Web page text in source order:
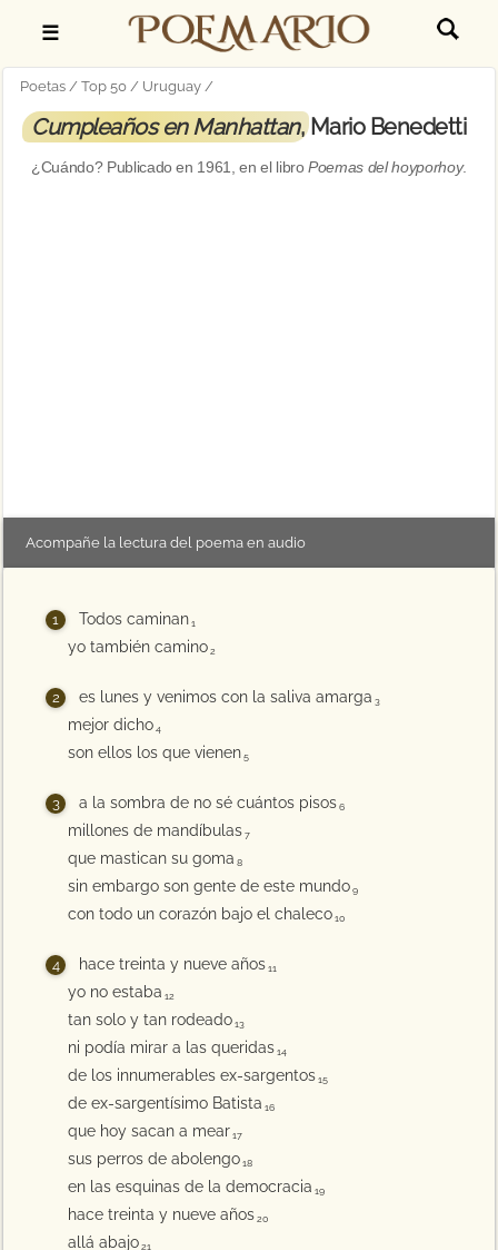
☰
Poetas Top 50 Uruguay
Cumpleaños en Manhattan, Mario Benedetti
¿Cuándo? Publicado en 1961 , en el libroPoemas del hoyporhoy.
Acompañe la lectura del poema en audio
Todos caminan 1
yo también camino 2
es lunes y venimos con la saliva amarga 3
mejor dicho 4
son ellos los que vienen 5
a la sombra de no sé cuántos pisos 6
millones de mandíbulas 7
que mastican su goma 8
sin embargo son gente de este mundo 9
con todo un corazón bajo el chaleco 10
hace treinta y nueve años 11
yo no estaba 12
tan solo y tan rodeado 13
ni podía mirar a las queridas 14
de los innumerables ex-sargentos 15
de ex-sargentísimo Batista 16
que hoy sacan a mear 17
sus perros de abolengo 18
en las esquinas de la democracia 19
hace treinta y nueve años 20
allá abajo 21